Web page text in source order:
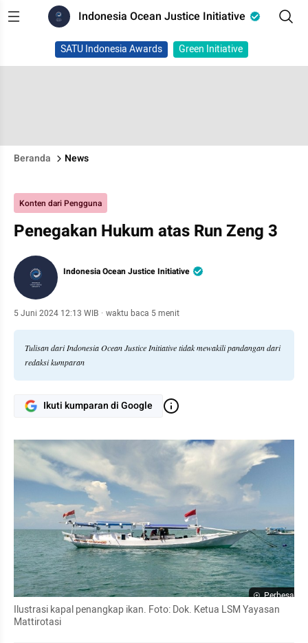
Indonesia Ocean Justice Initiative
SATU Indonesia Awards Green Initiative
Beranda News
Konten dari Pengguna
Penegakan Hukum atas Run Zeng 3
Indonesia Ocean Justice Initiative
5 Juni 2024 12:13 WIB · waktu baca 5 menit
Tulisan dari Indonesia Ocean Justice Initiative tidak mewakili pandangan dari
redaksi kumparan
Ikuti kumparan di Google
Perbesar
Ilustrasi kapal penangkap ikan. Foto: Dok. Ketua LSM Yayasan
Mattirotasi